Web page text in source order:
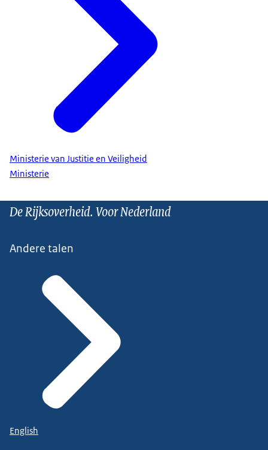
Ministerie van Justitie en Veiligheid
Ministerie
De Rijksoverheid. Voor Nederland
Andere talen
English